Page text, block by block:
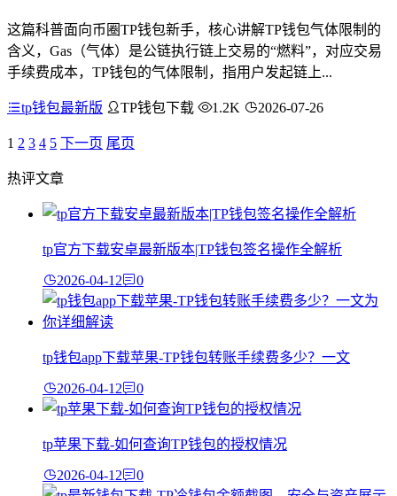
这篇科普面向币圈TP钱包新手，核心讲解TP钱包气体限制的
含义，Gas（气体）是公链执行链上交易的“燃料”，对应交易
手续费成本，TP钱包的气体限制，指用户发起链上...
tp钱包最新版 TP钱包下载 1.2K 2026-07-26
1 2 3 4 5 下一页 尾页
热评文章
tp官方下载安卓最新版本|TP钱包签名操作全解析
2026-04-12 0
tp钱包app下载苹果-TP钱包转账手续费多少？一文
2026-04-12 0
tp苹果下载-如何查询TP钱包的授权情况
2026-04-12 0